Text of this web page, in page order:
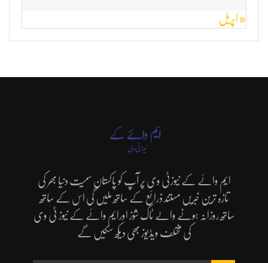
« اپریل
ایم وائے کے نیوزٹی وی پر آپ کو پاکستان سمیت دنیا بھر کی
تازہ ترین خبریں مستند ذرائع کے ساتھ ملیں گی اس کے ساتھ
ساتھ روزانہ ہونے والے ٹاک شوز اورایم وائے کے نیوز ٹی وی
کی مختلف ویڈیوز بھی دیکھ سکیں گے